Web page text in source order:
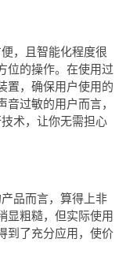
，且智能化程度很
位的操作。在使用过
置，确保用户使用的
过敏的用户而言，
术，让你无需担心
品而言，算得上非
显粗糙，但实际使用
到了充分应用，使价